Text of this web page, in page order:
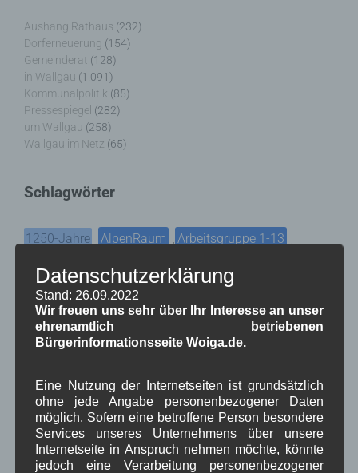
Aushang Rathaus (232)
Dorferneuerung (154)
Gemeinderat (128)
in Wallgau (1.091)
Kommunalpolitik (85)
Pressespiegel (282)
um Wallgau (258)
Wallgau im Netz (65)
Schlagwörter
1250-Jahre , AlpenRaum , Arbeitsgruppe 1-13 ,
Arbeitsmarkt ,Asyl , Bauvorhaben
Bildergalerie Brauchtum
Dorferneuerung Dorfleben
Gesundheit Gewerbe ,Haushalt ,
historische Bilder Infrastruktur Isarkies
Kirche ,Kunsthandwerk ,Landwirtschaft ,
Datenschutzerklärung
Stand: 26.09.2022
Wir freuen uns sehr über Ihr Interesse an unser
ehrenamtlich betriebenen
Bürgerinformationsseite Woiga.de.
Eine Nutzung der Internetseiten ist grundsätzlich
ohne jede Angabe personenbezogener Daten
möglich. Sofern eine betroffene Person besondere
Services unseres Unternehmens über unsere
Internetseite in Anspruch nehmen möchte, könnte
jedoch eine Verarbeitung personenbezogener